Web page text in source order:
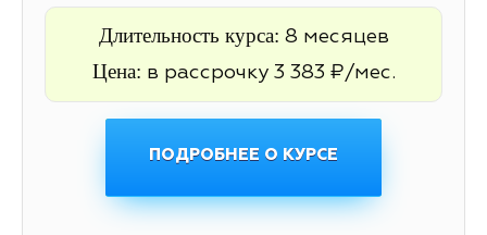
Длительность курса: 8 месяцев
Цена: в рассрочку 3 383 ₽/мес.
ПОДРОБНЕЕ О КУРСЕ